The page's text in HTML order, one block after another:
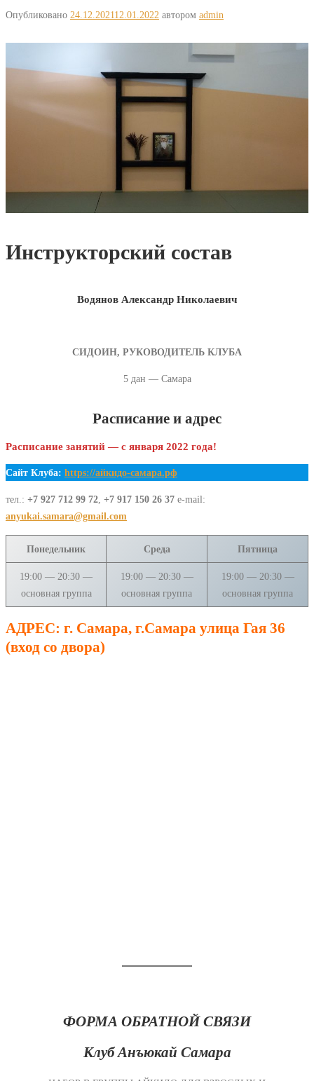
Опубликовано 24.12.202112.01.2022 автором admin
Инструкторский состав
Водянов Александр Николаевич
СИДОИН, РУКОВОДИТЕЛЬ КЛУБА
5 дан — Самара
Расписание и адрес
Расписание занятий — с января 2022 года!
Сайт Клуба: https://айкидо-самара.рф
тел.: +7 927 712 99 72, +7 917 150 26 37 e-mail:
anyukai.samara@gmail.com
Понедельник Среда Пятница
19:00 — 20:30 —
основная группа
19:00 — 20:30 —
основная группа
19:00 — 20:30 —
основная группа
АДРЕС: г. Самара, г.Самара улица Гая 36
(вход со двора)
ФОРМА ОБРАТНОЙ СВЯЗИ
Клуб Анъюкай Самара